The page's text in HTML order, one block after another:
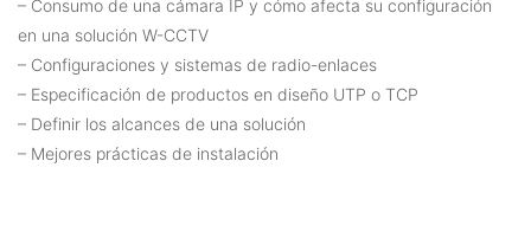
– Consumo de una cámara IP y cómo afecta su configuración
en una solución W-CCTV
– Configuraciones y sistemas de radio-enlaces
– Especificación de productos en diseño UTP o TCP
– Definir los alcances de una solución
– Mejores prácticas de instalación